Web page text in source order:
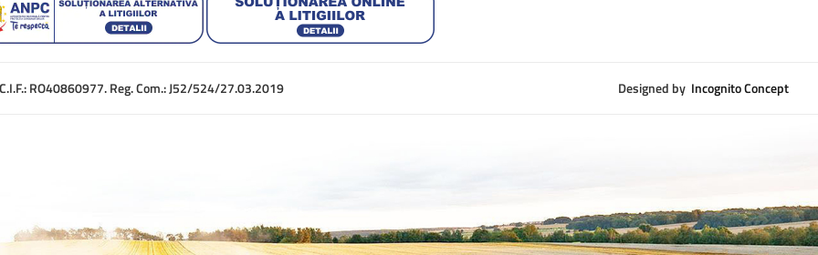
RO40860977. Reg. Com.: J52/524/27.03.2019 Designed by Incognito Concept